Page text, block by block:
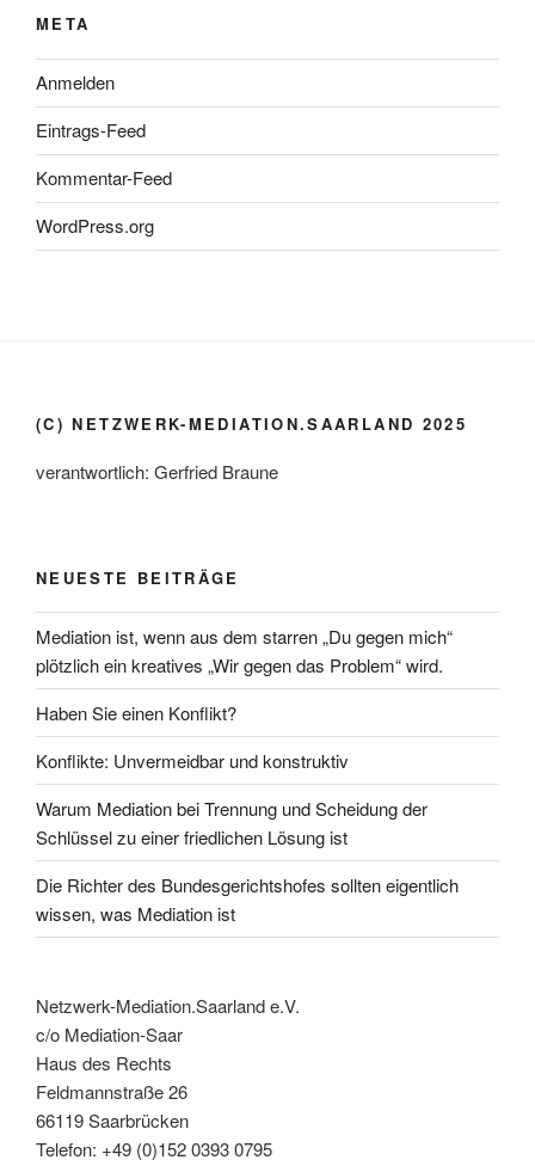
META
Anmelden
Eintrags-Feed
Kommentar-Feed
WordPress.org
(C) NETZWERK-MEDIATION.SAARLAND 2025
verantwortlich: Gerfried Braune
NEUESTE BEITRÄGE
Mediation ist, wenn aus dem starren „Du gegen mich“
plötzlich ein kreatives „Wir gegen das Problem“ wird.
Haben Sie einen Konflikt?
Konflikte: Unvermeidbar und konstruktiv
Warum Mediation bei Trennung und Scheidung der
Schlüssel zu einer friedlichen Lösung ist
Die Richter des Bundesgerichtshofes sollten eigentlich
wissen, was Mediation ist
Netzwerk-Mediation.Saarland e.V.
c/o Mediation-Saar
Haus des Rechts
Feldmannstraße 26
66119 Saarbrücken
Telefon: +49 (0)152 0393 0795